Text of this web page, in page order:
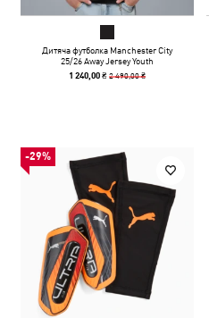
Дитяча футболка Manchester City
25/26 Away Jersey Youth
1 240,00 ₴2 490,00 ₴
-29%